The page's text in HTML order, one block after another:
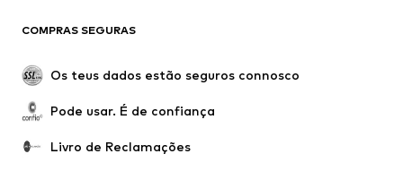
Upcycling
SAPATOS
Novidades
COMPRAS SEGURAS
Os teus dados estão seguros connosco
Pode usar. É de confiança
Livro de Reclamações